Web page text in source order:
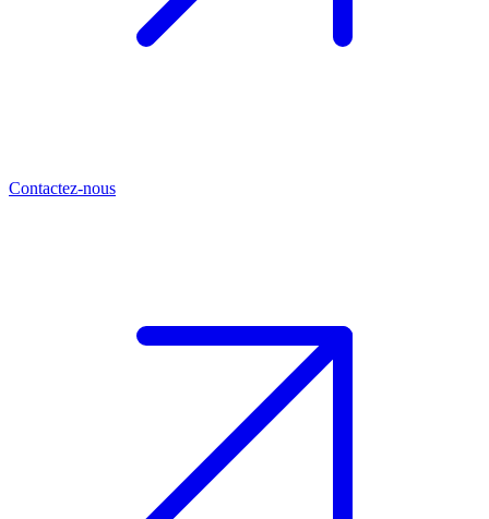
Contactez-nous